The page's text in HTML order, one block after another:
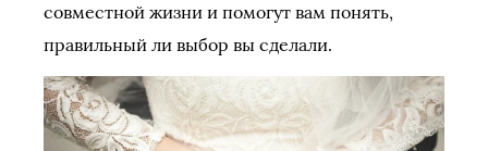
совместной жизни и помогут вам понять,
правильный ли выбор вы сделали.